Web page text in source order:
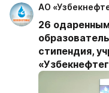
АО
26
стипендия,